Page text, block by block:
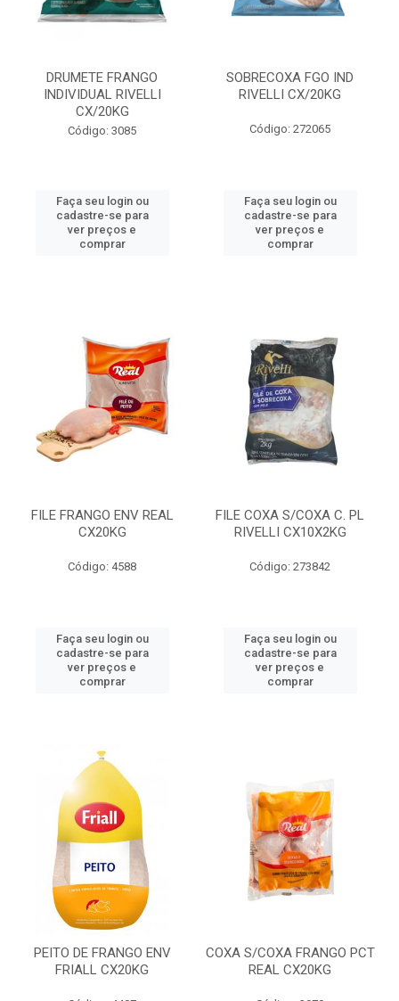
DRUMETE FRANGO
INDIVIDUAL RIVELLI
CX/20KG
Código: 3085
Faça seu login ou
cadastre-se para
ver preços e
comprar
SOBRECOXA FGO IND
RIVELLI CX/20KG
Código: 272065
Faça seu login ou
cadastre-se para
ver preços e
comprar
FILE FRANGO ENV REAL
CX20KG
Código: 4588
Faça seu login ou
cadastre-se para
ver preços e
comprar
FILE COXA S/COXA C. PL
RIVELLI CX10X2KG
Código: 273842
Faça seu login ou
cadastre-se para
ver preços e
comprar
PEITO DE FRANGO ENV
FRIALL CX20KG
COXA S/COXA FRANGO PCT
REAL CX20KG